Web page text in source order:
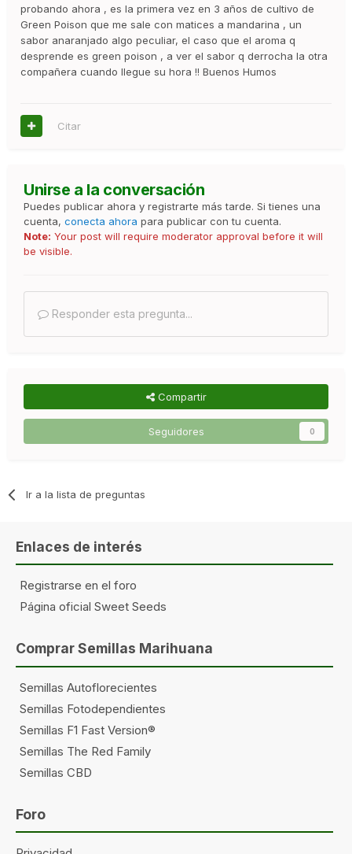
probando ahora , es la primera vez en 3 años de cultivo de
Green Poison que me sale con matices a mandarina , un
sabor anaranjado algo peculiar, el caso que el aroma q
desprende es green poison , a ver el sabor q derrocha la otra
compañera cuando llegue su hora !! Buenos Humos
Citar
Unirse a la conversación
Puedes publicar ahora y registrarte más tarde. Si tienes una
cuenta, conecta ahora para publicar con tu cuenta.
Note: Your post will require moderator approval before it will
be visible.
Responder esta pregunta...
Compartir
Seguidores 0
Ir a la lista de preguntas
Enlaces de interés
Registrarse en el foro
Página oficial Sweet Seeds
Comprar Semillas Marihuana
Semillas Autoflorecientes
Semillas Fotodependientes
Semillas F1 Fast Version®
Semillas The Red Family
Semillas CBD
Foro